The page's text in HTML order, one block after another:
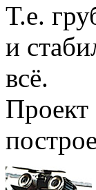
Т.е.
и
всё.
Проект